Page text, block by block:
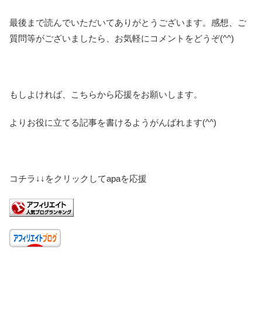
最後まで読んでいただいてありがとうございます。感想、ご
質問等がございましたら、お気軽にコメントをどうぞ(^^)
もしよければ、こちらから応援をお願いします。
よりお役に立てる記事を書けるようがんばれます(^^)
コチラ↓↓をクリックしてapaを応援